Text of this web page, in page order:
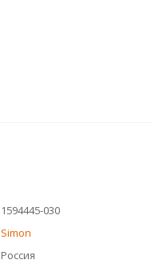
1594445-030
Simon
Россия